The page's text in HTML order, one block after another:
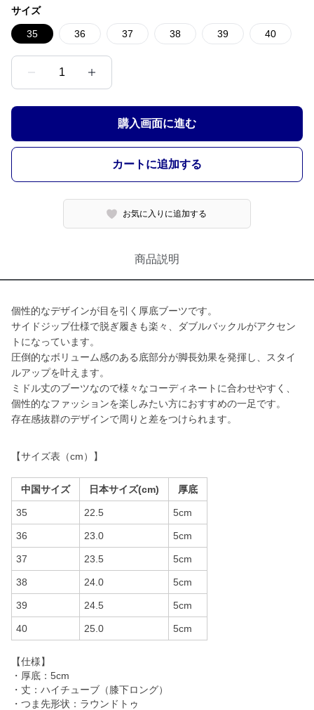
サイズ
35 36 37 38 39 40
1
購入画面に進む
カートに追加する
お気に入りに追加する
商品説明
個性的なデザインが目を引く厚底ブーツです。
サイドジップ仕様で脱ぎ履きも楽々、ダブルバックルがアクセン
トになっています。
圧倒的なボリューム感のある底部分が脚長効果を発揮し、スタイ
ルアップを叶えます。
ミドル丈のブーツなので様々なコーディネートに合わせやすく、
個性的なファッションを楽しみたい方におすすめの一足です。
存在感抜群のデザインで周りと差をつけられます。
【サイズ表（cm）】
中国サイズ 日本サイズ(cm) 厚底
35 22.5 5cm
36 23.0 5cm
37 23.5 5cm
38 24.0 5cm
39 24.5 5cm
40 25.0 5cm
【仕様】
・厚底：5cm
・丈：ハイチューブ（膝下ロング）
・つま先形状：ラウンドトゥ